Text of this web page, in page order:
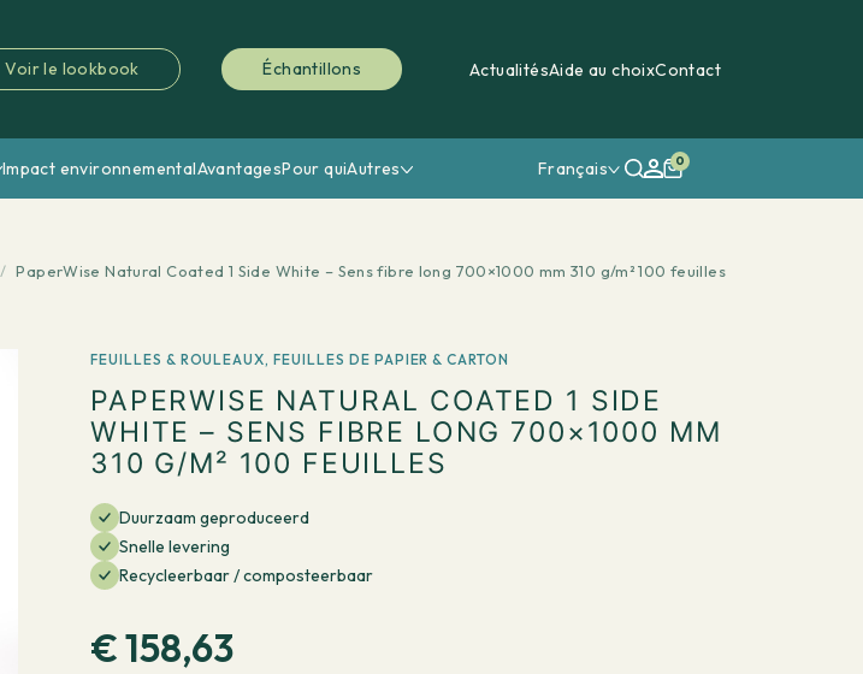
Voir le lookbook Échantillons ActualitésAide au choixContact
Impact environnementalAvantagesPour quiAutres Français 0
/ PaperWise Natural Coated 1 Side White – Sens fibre long 700×1000 mm 310 g/m² 100 feuilles
FEUILLES & ROULEAUX,FEUILLES DE PAPIER & CARTON
PAPERWISE NATURAL COATED 1 SIDE
WHITE – SENS FIBRE LONG 700×1000 MM
310 G/M² 100 FEUILLES
Duurzaam geproduceerd
Snelle levering
Recycleerbaar / composteerbaar
€158,63